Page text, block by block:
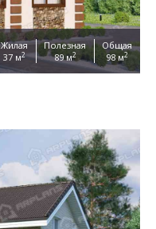
Жилая
37 м2
Полезная
89 м2
Общая
98 м2